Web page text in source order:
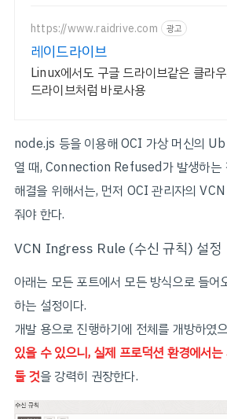
https://www.raidrive.com 광고
레이드라이브
Linux에서도 구글 드라이브같은 클라
드라이브처럼 바로사용
node.js 등을 이용해 OCI 가상 머신의
열 때, Connection Refused가 발생하는
해결을 위해서는, 먼저 OCI 관리자의
줘야 한다.
VCN Ingress Rule (수신 규칙) 설정
아래는 모든 포트에서 모든 방식으로 들어
하는 설정이다.
개발 용으로 진행하기에 전체를 개방하였
있을 수 있으니, 실제 프로덕션 환경에서
둘 것을 강력히 권장한다.